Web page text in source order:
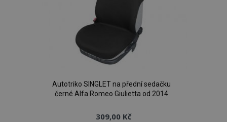
Autotriko SINGLET na přední sedačku
černé Alfa Romeo Giulietta od 2014
309,00 Kč